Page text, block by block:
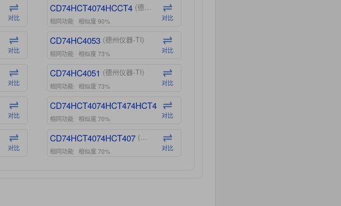
对比
对比
对比
对比
对比
CD74HCT4074HCCT4 (德州仪器-TI)
相同功能 相似度 90% 对比
CD74HC4053 (德州仪器-TI)
相同功能 相似度 73% 对比
CD74HC4051 (德州仪器-TI)
相同功能 相似度 73% 对比
CD74HCT4074HCT474HCT4 (德州仪器-TI)
相同功能 相似度 70% 对比
CD74HCT4074HCT407 (德州仪器-TI)
相同功能 相似度 70% 对比